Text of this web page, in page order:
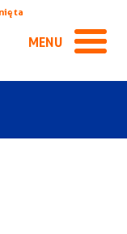
MENU